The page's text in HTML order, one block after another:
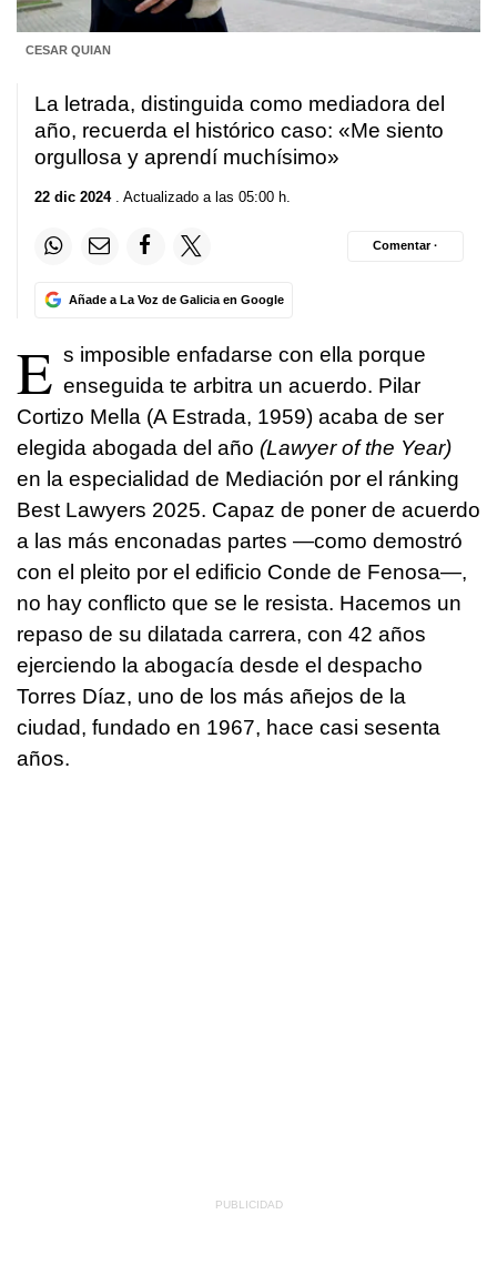
CESAR QUIAN
La letrada, distinguida como mediadora del
año, recuerda el histórico caso: «Me siento
orgullosa y aprendí muchísimo»
22 dic 2024. Actualizado a las 05:00 h.
Añade a La Voz de Galicia en Google
Comentar ·
E s imposible enfadarse con ella porque
enseguida te arbitra un acuerdo. Pilar
Cortizo Mella (A Estrada, 1959) acaba de ser
elegida abogada del año (Lawyer of the Year)
en la especialidad de Mediación por el ránking
Best Lawyers 2025. Capaz de poner de acuerdo
a las más enconadas partes —como demostró
con el pleito por el edificio Conde de Fenosa—,
no hay conflicto que se le resista. Hacemos un
repaso de su dilatada carrera, con 42 años
ejerciendo la abogacía desde el despacho
Torres Díaz, uno de los más añejos de la
ciudad, fundado en 1967, hace casi sesenta
años.